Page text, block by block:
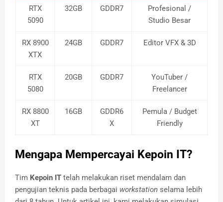
RTX
5090
32GB GDDR7
Profesional /
Studio Besar
RX 8900
XTX
24GB GDDR7 Editor VFX & 3D
RTX
5080
20GB GDDR7
YouTuber /
Freelancer
RX 8800
XT
16GB
GDDR6
X
Pemula / Budget
Friendly
Mengapa Mempercayai Kepoin IT?
Tim Kepoin IT telah melakukan riset mendalam dan
pengujian teknis pada berbagai workstation selama lebih